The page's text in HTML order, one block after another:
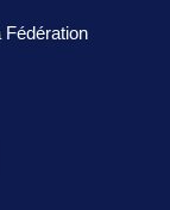
Fédération